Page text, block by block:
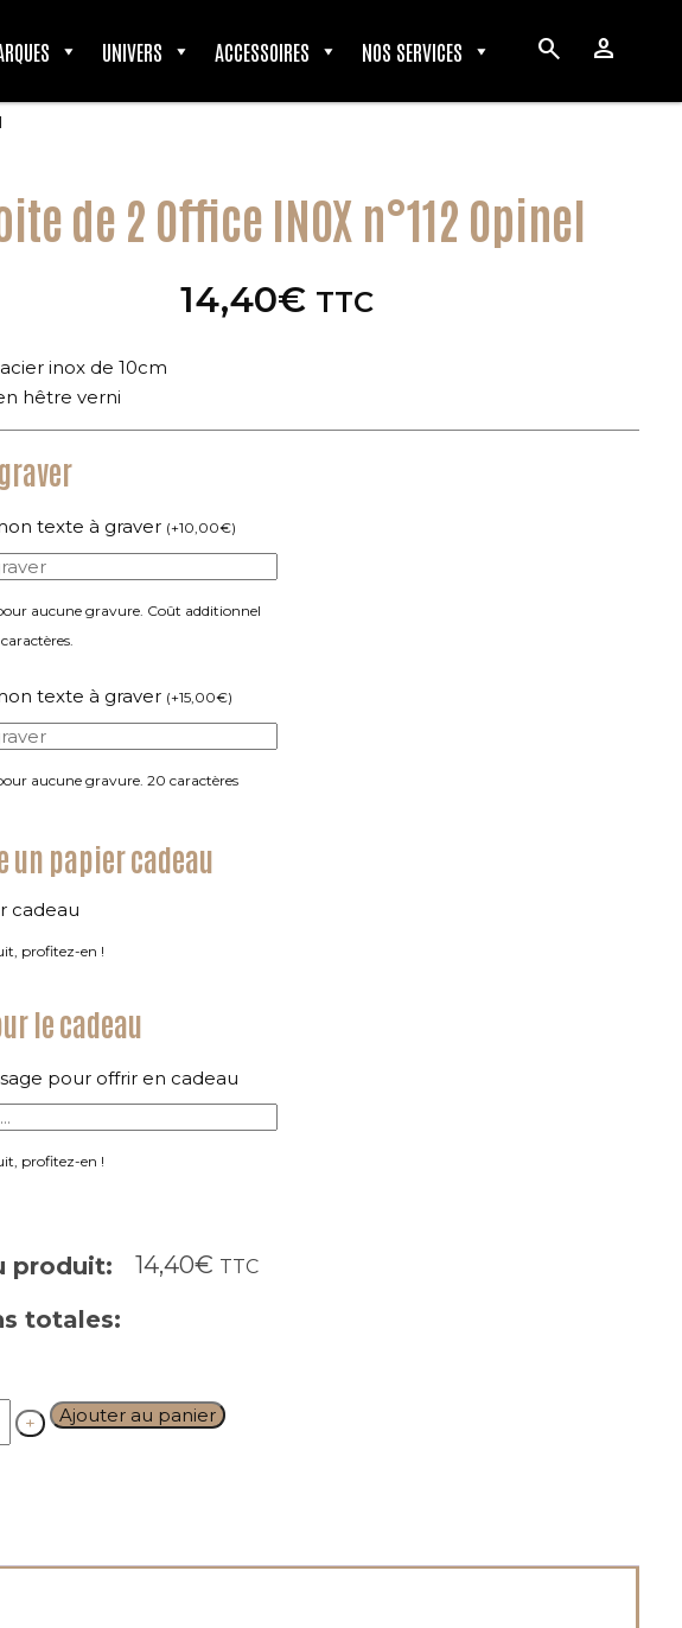
UNIVERS ACCESSOIRES NOS SERVICES search person
de 2 Office INOX n°112 Opinel
14,40€ TTC
inox de 10cm
hêtre verni
texte à graver (+10,00€)
aucune gravure. Coût additionnel
texte à graver (+15,00€)
aucune gravure. 20 caractères
un papier cadeau
cadeau
profitez-en !
le cadeau
pour offrir en cadeau
profitez-en !
produit: 14,40€ TTC
totales:
Ajouter au panier